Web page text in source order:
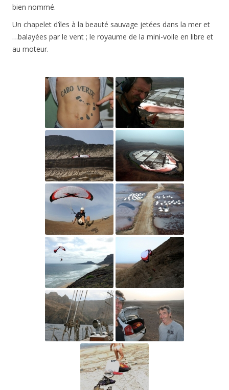
bien nommé.
Un chapelet d’îles à la beauté sauvage jetées dans la mer et
…balayées par le vent ; le royaume de la mini-voile en libre et
au moteur.